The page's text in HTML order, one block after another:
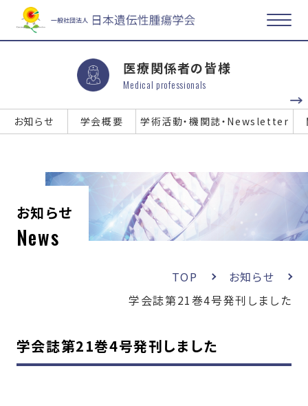
医療関係者の皆様
Medical professionals
お知らせ 学会概要 学術活動・機関誌・Newsletter
お知らせ
News
TOP
お知らせ
学会誌第21巻4号発刊しました
学会誌第21巻4号発刊しました